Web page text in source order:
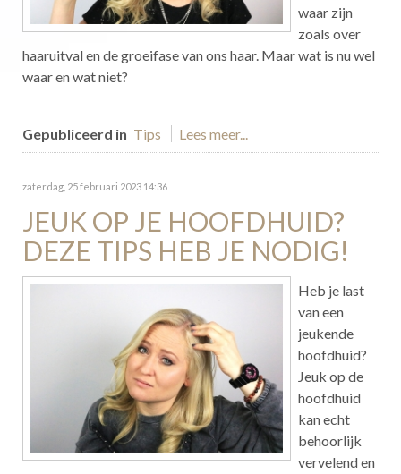
waar zijn
zoals over
haaruitval en de groeifase van ons haar. Maar wat is nu wel
waar en wat niet?
Gepubliceerd in Tips Lees meer...
zaterdag, 25 februari 2023 14:36
JEUK OP JE HOOFDHUID?
DEZE TIPS HEB JE NODIG!
Heb je last
van een
jeukende
hoofdhuid?
Jeuk op de
hoofdhuid
kan echt
behoorlijk
vervelend en